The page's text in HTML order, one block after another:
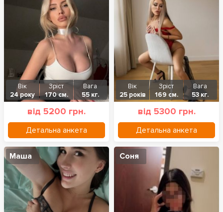
Вік
24 року
Зріст
170 см.
Вага
55 кг.
від 5200 грн.
Детальна анкета
Вік
25 років
Зріст
169 см.
Вага
53 кг.
від 5300 грн.
Детальна анкета
Маша Соня